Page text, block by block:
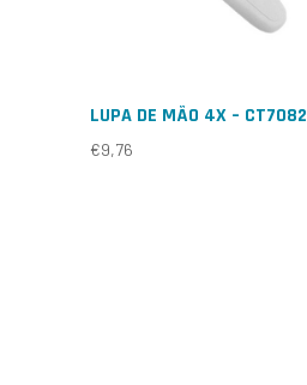
LUPA DE MÃO 4X – CT7082
€9,76